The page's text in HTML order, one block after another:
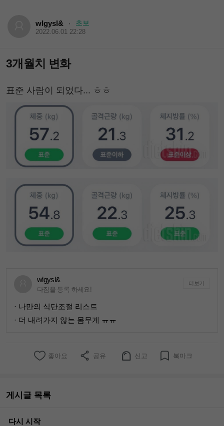
wlgysl& · 초보
2022.06.01 22:28
3개월치 변화
표준 사람이 되었다... ㅎㅎ
wlgysl&
다짐을 등록 하세요!
더보기
· 나만의 식단조절 리스트
· 더 내려가지 않는 몸무게 ㅠㅠ
좋아요 공유 신고 북마크
게시글 목록
다시 시작